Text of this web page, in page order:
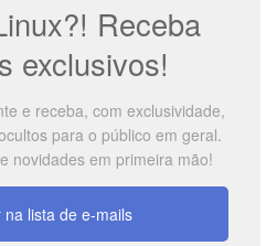
Receba
exclusivos!
e receba, com exclusividade,
para o público em geral.
novidades em primeira mão!
na lista de e-mails